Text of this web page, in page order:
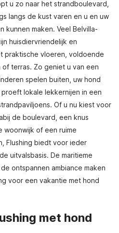
u zo naar het strandboulevard,
langs de kust varen en u en uw
kunnen maken. Veel Belvilla-
huisdiervriendelijk en
praktische vloeren, voldoende
terras. Zo geniet u van een
spelen buiten, uw hond
lokale lekkernijen in een
Of u nu kiest voor
de boulevard, een knus
woonwijk of een ruime
Flushing biedt voor ieder
uitvalsbasis. De maritieme
ontspannen ambiance maken
voor een vakantie met hond
met hond